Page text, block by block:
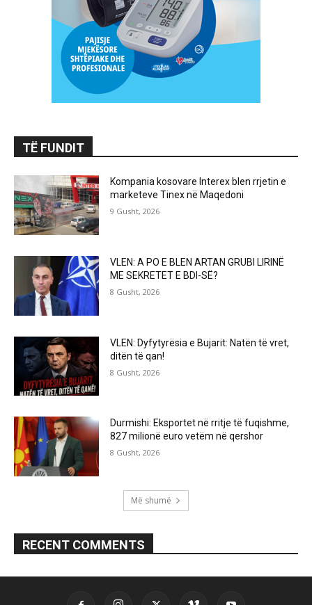
TË FUNDIT
Kompania kosovare Interex blen rrjetin e
marketeve Tinex në Maqedoni
9 Gusht, 2026
VLEN: A PO E BLEN ARTAN GRUBI LIRINË
ME SEKRETET E BDI-SË?
8 Gusht, 2026
VLEN: Dyfytyrësia e Bujarit: Natën të vret,
ditën të qan!
8 Gusht, 2026
Durmishi: Eksportet në rritje të fuqishme,
827 milionë euro vetëm në qershor
8 Gusht, 2026
Më shumë
RECENT COMMENTS